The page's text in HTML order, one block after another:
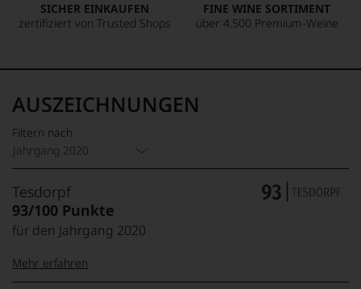
SICHER EINKAUFEN
zertifiziert von Trusted Shops
FINE WINE SORTIMENT
über 4.500 Premium-Weine
AUSZEICHNUNGEN
Filtern nach
Jahrgang 2020
Tesdorpf
93/100 Punkte
für den Jahrgang 2020
Mehr erfahren